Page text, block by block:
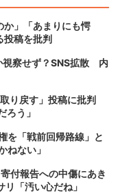
か」「あまりにも愕
稿を批判
視察せず？SNS拡散 内
り戻す」投稿に批判
ろう」
を「戦前回帰路線」と
ない」
付報告への中傷にあき
「汚い心だね」